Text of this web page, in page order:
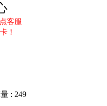
客服
！
: 249